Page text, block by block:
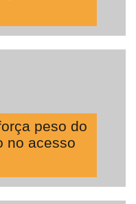
peso do
no acesso